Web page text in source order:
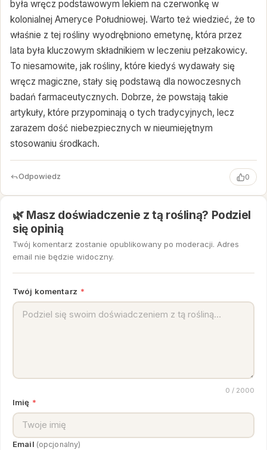
była wręcz podstawowym lekiem na czerwonkę w
kolonialnej Ameryce Południowej. Warto też wiedzieć, że to
właśnie z tej rośliny wyodrębniono emetynę, która przez
lata była kluczowym składnikiem w leczeniu pełzakowicy.
To niesamowite, jak rośliny, które kiedyś wydawały się
wręcz magiczne, stały się podstawą dla nowoczesnych
badań farmaceutycznych. Dobrze, że powstają takie
artykuły, które przypominają o tych tradycyjnych, lecz
zarazem dość niebezpiecznych w nieumiejętnym
stosowaniu środkach.
Odpowiedz 0
🌿 Masz doświadczenie z tą rośliną? Podziel
się opinią
Twój komentarz zostanie opublikowany po moderacji. Adres
email nie będzie widoczny.
Twój komentarz *
0 / 2000
Imię *
Email (opcjonalny)